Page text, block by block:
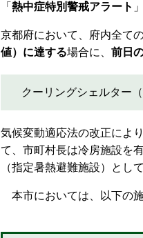
「 熱中症特別警戒アラート
京都府において、府内全て
値）に達する場合に、 前日
クーリングシェルター
気候変動適応法の改正によ
て、市町村長は冷房施設を
（指定暑熱避難施設）とし
本市においては、以下の